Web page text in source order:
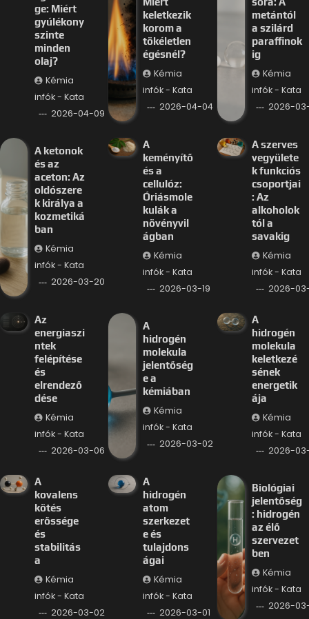
ge: Miért
gyúlékony
szinte
minden
olaj?
Kémia
infók - Kata
2026-04-09
keletkezik
korom a
tökéletlen
égésnél?
Kémia
infók - Kata
2026-04-04
metántól
a szilárd
paraffinok
ig
Kémia
infók - Kata
2026-
A ketonok
és az
aceton: Az
oldószere
k királya a
kozmetiká
ban
Kémia
infók - Kata
2026-03-20
A
keményítő
és a
cellulóz:
Óriásmole
kulák a
növényvil
ágban
Kémia
infók - Kata
2026-03-19
A szerves
vegyülete
k funkciós
csoportjai
: Az
alkoholok
tól a
savakig
Kémia
infók - Kata
2026-
Az
energiaszi
ntek
felépítése
és
elrendező
dése
Kémia
infók - Kata
2026-03-06
A
hidrogén
molekula
jelentőség
e a
kémiában
Kémia
infók - Kata
2026-03-02
A
hidrogén
molekula
keletkezé
sének
energetik
ája
Kémia
infók - Kata
2026-
A
kovalens
kötés
erőssége
és
stabilitás
a
Kémia
infók - Kata
2026-03-02
A
hidrogén
atom
szerkezet
e és
tulajdons
ágai
Kémia
infók - Kata
2026-03-01
Biológiai
jelentőség
: hidrogén
az élő
szervezet
ben
Kémia
infók - Kata
2026-